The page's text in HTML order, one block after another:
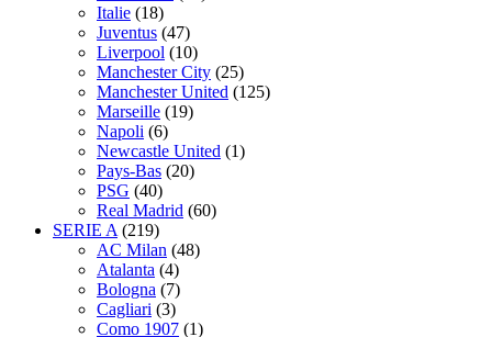
Italie (18)
Juventus (47)
Liverpool (10)
Manchester City (25)
Manchester United (125)
Marseille (19)
Napoli (6)
Newcastle United (1)
Pays-Bas (20)
PSG (40)
Real Madrid (60)
SERIE A (219)
AC Milan (48)
Atalanta (4)
Bologna (7)
Cagliari (3)
Como 1907 (1)